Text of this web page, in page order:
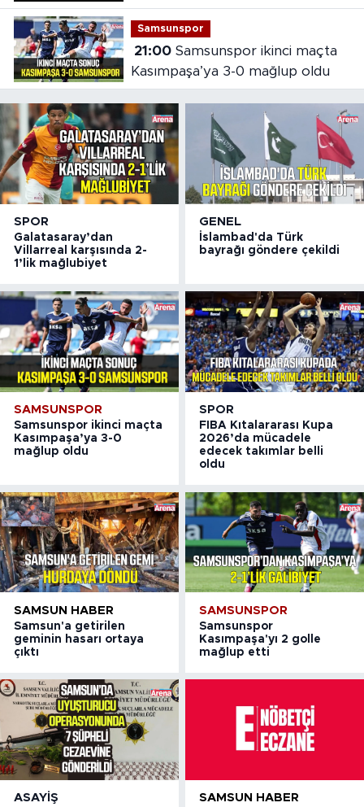
Samsunspor
21:00Samsunspor ikinci maçta
Kasımpaşa’ya 3-0 mağlup oldu
SPOR
Galatasaray’dan
Villarreal karşısında 2-
1’lik mağlubiyet
GENEL
İslambad'da Türk
bayrağı göndere çekildi
SAMSUNSPOR
Samsunspor ikinci maçta
Kasımpaşa’ya 3-0
mağlup oldu
SPOR
FIBA Kıtalararası Kupa
2026’da mücadele
edecek takımlar belli
oldu
SAMSUN HABER
Samsun'a getirilen
geminin hasarı ortaya
çıktı
SAMSUNSPOR
Samsunspor
Kasımpaşa'yı 2 golle
mağlup etti
ASAYIŞ SAMSUN HABER